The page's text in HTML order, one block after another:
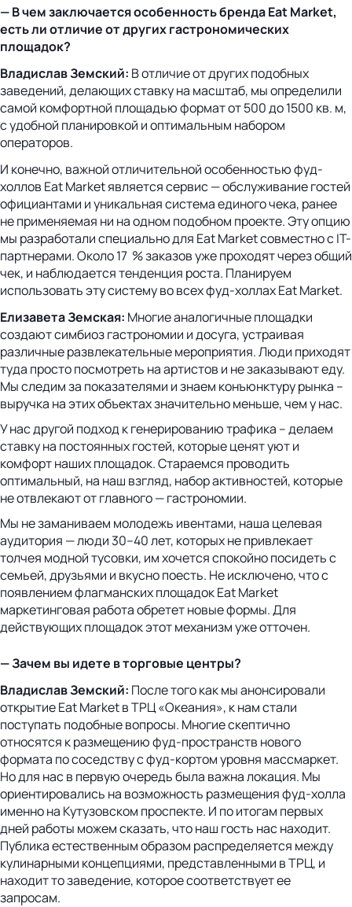
— В чем заключается особенность бренда Eat Market,
есть ли отличие от других гастрономических
площадок?
Владислав Земский: В отличие от других подобных
заведений, делающих ставку на масштаб, мы определили
самой комфортной площадью формат от 500 до 1500 кв. м,
с удобной планировкой и оптимальным набором
операторов.
И конечно, важной отличительной особенностью фуд-
холлов Eat Market является сервис — обслуживание гостей
официантами и уникальная система единого чека, ранее
не применяемая ни на одном подобном проекте. Эту опцию
мы разработали специально для Eat Market совместно с IT-
партнерами. Около 17 % заказов уже проходят через общий
чек, и наблюдается тенденция роста. Планируем
использовать эту систему во всех фуд-холлах Eat Market.
Елизавета Земская: Многие аналогичные площадки
создают симбиоз гастрономии и досуга, устраивая
различные развлекательные мероприятия. Люди приходят
туда просто посмотреть на артистов и не заказывают еду.
Мы следим за показателями и знаем конъюнктуру рынка –
выручка на этих объектах значительно меньше, чем у нас.
У нас другой подход к генерированию трафика – делаем
ставку на постоянных гостей, которые ценят уют и
комфорт наших площадок. Стараемся проводить
оптимальный, на наш взгляд, набор активностей, которые
не отвлекают от главного — гастрономии.
Мы не заманиваем молодежь ивентами, наша целевая
аудитория — люди 30–40 лет, которых не привлекает
толчея модной тусовки, им хочется спокойно посидеть с
семьей, друзьями и вкусно поесть. Не исключено, что с
появлением флагманских площадок Eat Market
маркетинговая работа обретет новые формы. Для
действующих площадок этот механизм уже отточен.
— Зачем вы идете в торговые центры?
Владислав Земский: После того как мы анонсировали
открытие Eat Market в ТРЦ «Океания», к нам стали
поступать подобные вопросы. Многие скептично
относятся к размещению фуд-пространств нового
формата по соседству с фуд-кортом уровня массмаркет.
Но для нас в первую очередь была важна локация. Мы
ориентировались на возможность размещения фуд-холла
именно на Кутузовском проспекте. И по итогам первых
дней работы можем сказать, что наш гость нас находит.
Публика естественным образом распределяется между
кулинарными концепциями, представленными в ТРЦ, и
находит то заведение, которое соответствует ее
запросам.